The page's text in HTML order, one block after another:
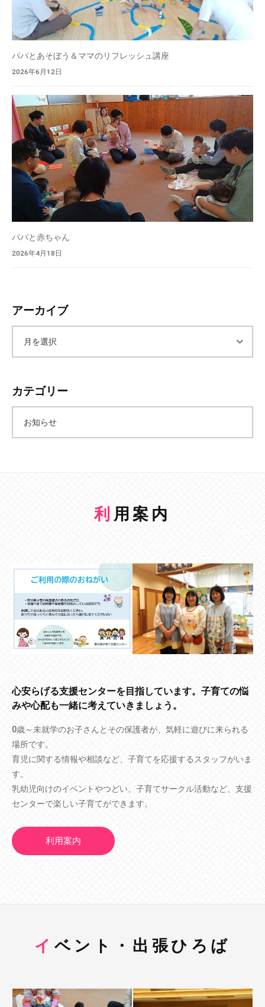
パパとあそぼう＆ママのリフレッシュ講座
2026年6月12日
パパと赤ちゃん
2026年4月18日
アーカイブ
カ
イ
カテゴリー
お知らせ
利用案内
心安らげる支援センターを目指しています。子育ての悩
みや心配も一緒に考えていきましょう。
0歳～未就学のお子さんとその保護者が、気軽に遊びに来られる
場所です。
育児に関する情報や相談など、子育てを応援するスタッフがいま
す。
乳幼児向けのイベントやつどい、子育てサークル活動など、支援
センターで楽しい子育てができます。
利用案内
イベント・出張ひろば